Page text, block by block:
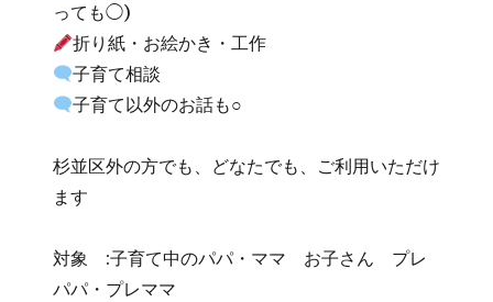
っても◯)
折り紙・お絵かき・工作
子育て相談
子育て以外のお話も○
杉並区外の方でも、どなたでも、ご利用いただけ
ます
対象 :子育て中のパパ・ママ お子さん プレ
パパ・プレママ